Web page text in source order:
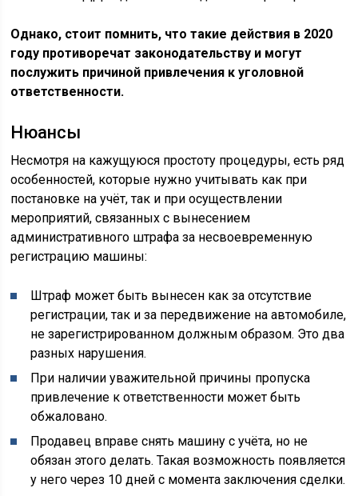
Однако, стоит помнить, что такие действия в 2020
году противоречат законодательству и могут
послужить причиной привлечения к уголовной
ответственности.
Нюансы
Несмотря на кажущуюся простоту процедуры, есть ряд
особенностей, которые нужно учитывать как при
постановке на учёт, так и при осуществлении
мероприятий, связанных с вынесением
административного штрафа за несвоевременную
регистрацию машины:
Штраф может быть вынесен как за отсутствие
регистрации, так и за передвижение на автомобиле,
не зарегистрированном должным образом. Это два
разных нарушения.
При наличии уважительной причины пропуска
привлечение к ответственности может быть
обжаловано.
Продавец вправе снять машину с учёта, но не
обязан этого делать. Такая возможность появляется
у него через 10 дней с момента заключения сделки.